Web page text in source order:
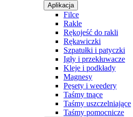
Aplikacja
Filce
Rakle
Rękojeść do rakli
Rękawiczki
Szpatułki i patyczki
Igły i przekłuwacze
Kleje i podkłady
Magnesy
Pęsety i weedery
Taśmy tnące
Taśmy uszczelniające
Taśmy pomocnicze